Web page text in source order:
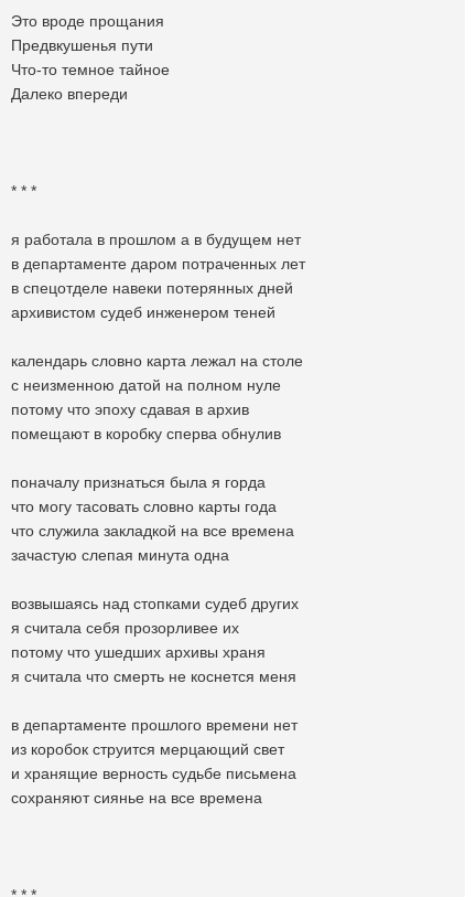
Это вроде прощания
Предвкушенья пути
Что-то темное тайное
Далеко впереди
* * *
я работала в прошлом а в будущем нет
в департаменте даром потраченных лет
в спецотделе навеки потерянных дней
архивистом судеб инженером теней
календарь словно карта лежал на столе
с неизменною датой на полном нуле
потому что эпоху сдавая в архив
помещают в коробку сперва обнулив
поначалу признаться была я горда
что могу тасовать словно карты года
что служила закладкой на все времена
зачастую слепая минута одна
возвышаясь над стопками судеб других
я считала себя прозорливее их
потому что ушедших архивы храня
я считала что смерть не коснется меня
в департаменте прошлого времени нет
из коробок струится мерцающий свет
и хранящие верность судьбе письмена
сохраняют сиянье на все времена